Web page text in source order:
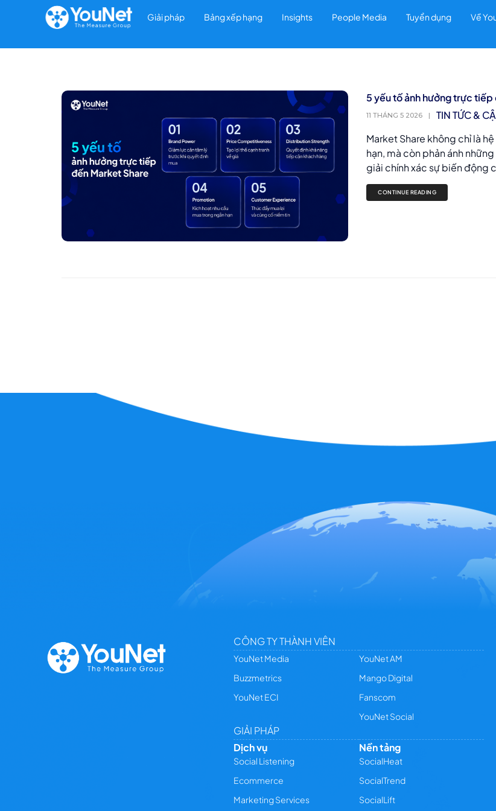
Giải pháp Bảng xếp hạng Insights People Media Tuyển dụng Về
5 yếu tố ảnh hưởng trực
11 THÁNG 5 2026 |
TIN TỨC &
Market Share không chỉ là
hạn, mà còn phản ánh
giải chính xác sự biến động
CONTINUE READING
CÔNG TY THÀNH VIÊN
YouNet Media
Buzzmetrics
YouNet ECI
YouNet AM
Mango Digital
Fanscom
YouNet Social
GIẢI PHÁP
Dịch vụ
Social Listening
Ecommerce
Marketing Services
Nền tảng
SocialHeat
SocialTrend
SocialLift